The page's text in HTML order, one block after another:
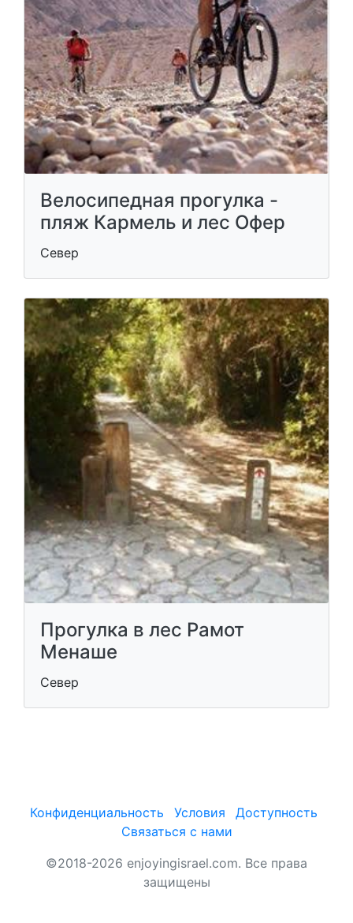
Велосипедная прогулка -
пляж Кармель и лес Офер
Север
Прогулка в лес Рамот
Менаше
Север
Конфиденциальность Условия
Доступность
Связаться с нами
©2018-2026 enjoyingisrael.com. Все права
защищены